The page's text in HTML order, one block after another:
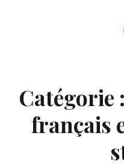
Catégorie :
français